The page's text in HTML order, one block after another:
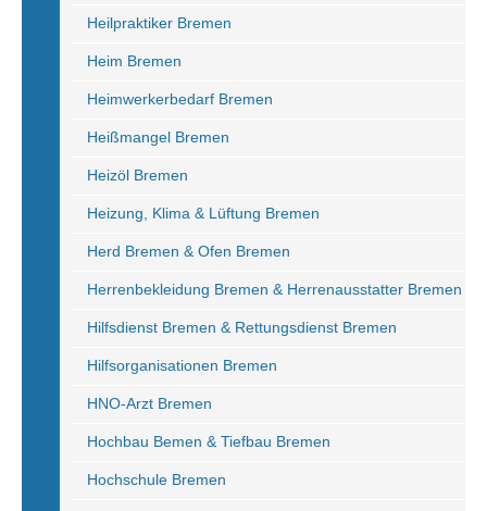
Heilpraktiker Bremen
Heim Bremen
Heimwerkerbedarf Bremen
Heißmangel Bremen
Heizöl Bremen
Heizung, Klima & Lüftung Bremen
Herd Bremen & Ofen Bremen
Herrenbekleidung Bremen & Herrenausstatter Bremen
Hilfsdienst Bremen & Rettungsdienst Bremen
Hilfsorganisationen Bremen
HNO-Arzt Bremen
Hochbau Bemen & Tiefbau Bremen
Hochschule Bremen